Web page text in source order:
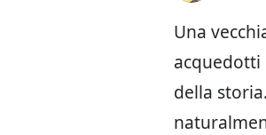
Una
acquedotti
della storia.